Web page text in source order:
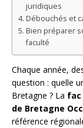
juridiques
Débouchés et
Bien préparer
faculté
Chaque année,
question : quelle
Bretagne ? La fac
de Bretagne
référence